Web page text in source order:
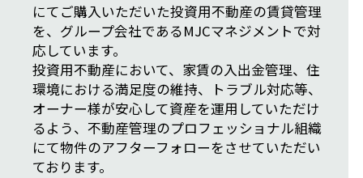
にてご購入いただいた投資用不動産の賃貸管理
を、グループ会社であるMJCマネジメントで対
応しています。
投資用不動産において、家賃の入出金管理、住
環境における満足度の維持、トラブル対応等、
オーナー様が安心して資産を運用していただけ
るよう、不動産管理のプロフェッショナル組織
にて物件のアフターフォローをさせていただい
ております。